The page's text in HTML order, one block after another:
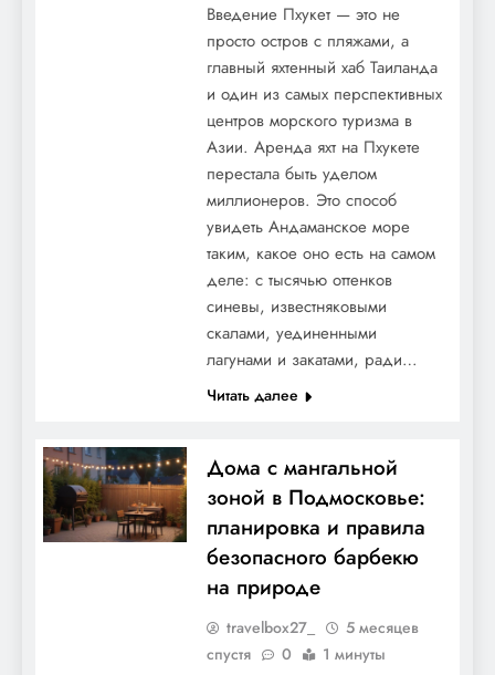
Введение Пхукет — это не
просто остров с пляжами, а
главный яхтенный хаб Таиланда
и один из самых перспективных
центров морского туризма в
Азии. Аренда яхт на Пхукете
перестала быть уделом
миллионеров. Это способ
увидеть Андаманское море
таким, какое оно есть на самом
деле: с тысячью оттенков
синевы, известняковыми
скалами, уединенными
лагунами и закатами, ради…
Читать далее
Дома с мангальной
зоной в Подмосковье:
планировка и правила
безопасного барбекю
на природе
travelbox27_
5 месяцев
спустя
0 1 минуты